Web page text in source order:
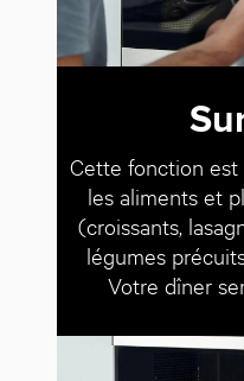
Cette fonction est
les aliments et
(croissants,
légumes
Votre dîner